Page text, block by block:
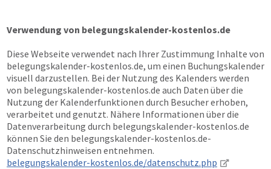
Verwendung von belegungskalender-kostenlos.de
Diese Webseite verwendet nach Ihrer Zustimmung Inhalte von
belegungskalender-kostenlos.de, um einen Buchungskalender
visuell darzustellen. Bei der Nutzung des Kalenders werden
von belegungskalender-kostenlos.de auch Daten über die
Nutzung der Kalenderfunktionen durch Besucher erhoben,
verarbeitet und genutzt. Nähere Informationen über die
Datenverarbeitung durch belegungskalender-kostenlos.de
können Sie den belegungskalender-kostenlos.de-
Datenschutzhinweisen entnehmen.
belegungskalender-kostenlos.de/datenschutz.php